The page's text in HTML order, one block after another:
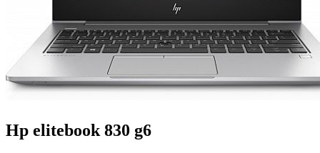
Hp elitebook 830 g6